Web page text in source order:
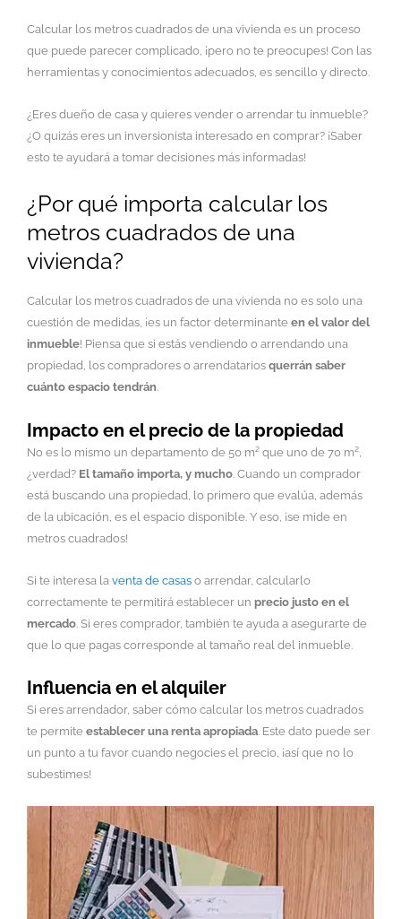
Calcular los metros cuadrados de una vivienda es un proceso
que puede parecer complicado, ¡pero no te preocupes! Con las
herramientas y conocimientos adecuados, es sencillo y directo.
¿Eres dueño de casa y quieres vender o arrendar tu inmueble?
¿O quizás eres un inversionista interesado en comprar? ¡Saber
esto te ayudará a tomar decisiones más informadas!
¿Por qué importa calcular los
metros cuadrados de una
vivienda?
Calcular los metros cuadrados de una vivienda no es solo una
cuestión de medidas, ¡es un factor determinante en el valor del
inmueble! Piensa que si estás vendiendo o arrendando una
propiedad, los compradores o arrendatarios querrán saber
cuánto espacio tendrán.
Impacto en el precio de la propiedad
No es lo mismo un departamento de 50 m² que uno de 70 m²,
¿verdad? El tamaño importa, y mucho . Cuando un comprador
está buscando una propiedad, lo primero que evalúa, además
de la ubicación, es el espacio disponible. Y eso, ¡se mide en
metros cuadrados!
Si te interesa la venta de casas o arrendar, calcularlo
correctamente te permitirá establecer un precio justo en el
mercado . Si eres comprador, también te ayuda a asegurarte de
que lo que pagas corresponde al tamaño real del inmueble.
Influencia en el alquiler
Si eres arrendador, saber cómo calcular los metros cuadrados
te permite establecer una renta apropiada. Este dato puede ser
un punto a tu favor cuando negocies el precio, ¡así que no lo
subestimes!